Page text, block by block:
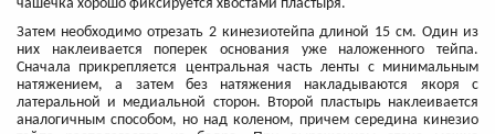
чашечка хорошо фиксируется хвостами пластыря.
Затем необходимо отрезать 2 кинезиотейпа длиной 15 см. Один из
них наклеивается поперек основания уже наложенного тейпа.
Сначала прикрепляется центральная часть ленты с минимальным
натяжением, а затем без натяжения накладываются якоря с
латеральной и медиальной сторон. Второй пластырь наклеивается
аналогичным способом, но над коленом, причем середина кинезио